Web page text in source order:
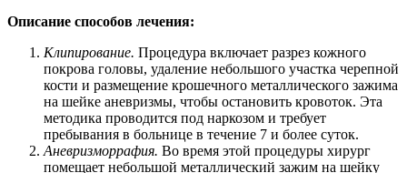
Описание способов лечения:
Клипирование. Процедура включает разрез кожного
покрова головы, удаление небольшого участка черепной
кости и размещение крошечного металлического зажима
на шейке аневризмы, чтобы остановить кровоток. Эта
методика проводится под наркозом и требует
пребывания в больнице в течение 7 и более суток.
Аневризморрафия. Во время этой процедуры хирург
помещает небольшой металлический зажим на шейку